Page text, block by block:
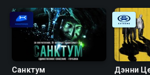
Санктум Дэнни